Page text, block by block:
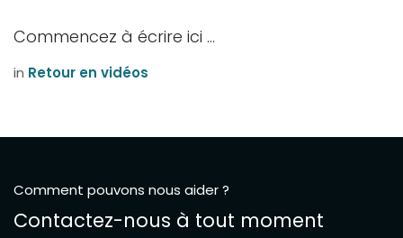
Commencez à écrire ici ...
in Retour en vidéos
Comment pouvons nous aider ?
Contactez-nous à tout moment